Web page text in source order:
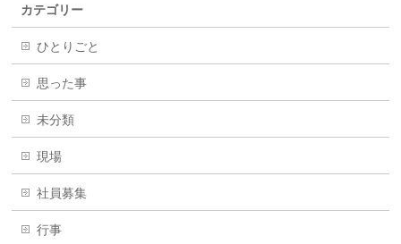
カテゴリー
ひとりごと
思った事
未分類
現場
社員募集
行事